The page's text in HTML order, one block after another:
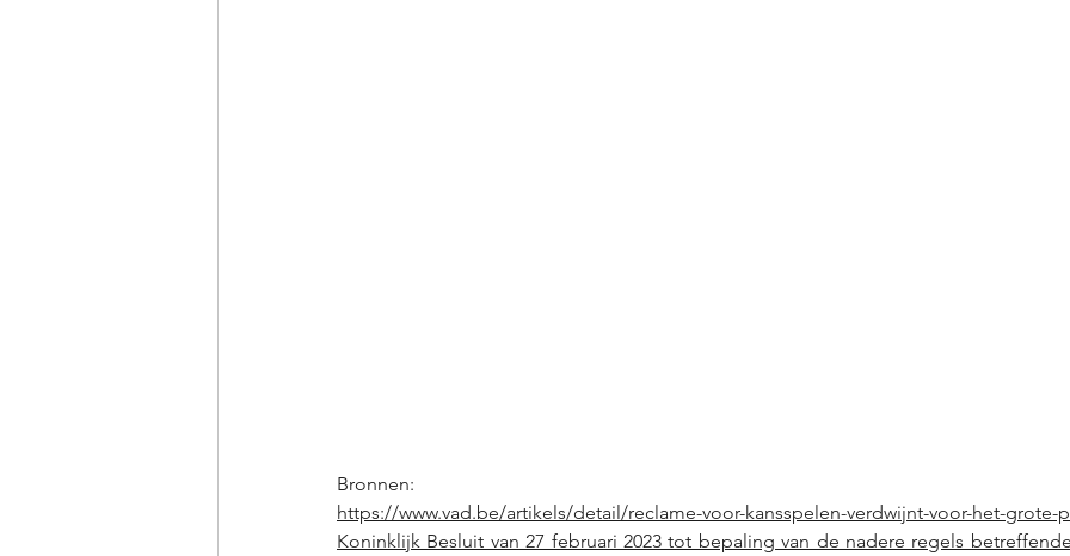
Bronnen:
https://www.vad.be/artikels/detail/reclame-voor-kansspelen-verdwijnt-voor-het-grote-
Koninklijk Besluit van 27 februari 2023 tot bepaling van de nadere regels